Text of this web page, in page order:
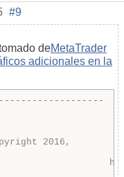
#9
deMetaTrader
adicionales en la